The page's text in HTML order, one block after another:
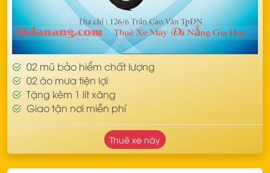
02 mũ bảo hiểm chất lượng
02 áo mưa tiện lợi
Tặng kèm 1 lít xăng
Giao tận nơi miễn phí
Thuê xe này